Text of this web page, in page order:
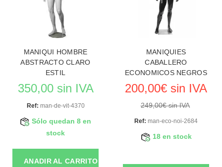
MANIQUI HOMBRE
ABSTRACTO CLARO
ESTIL
350,00 sin IVA
Ref: man-de-vit-4370
Sólo quedan 8 en
stock
ANADIR AL CARRITO
MANIQUIES
CABALLERO
ECONOMICOS NEGROS
200,00€ sin IVA
249,00€ sin IVA
Ref: man-eco-noi-2684
18 en stock